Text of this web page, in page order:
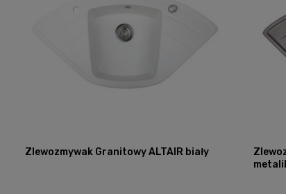
Zlewozmywak Granitowy ALTAIR biały